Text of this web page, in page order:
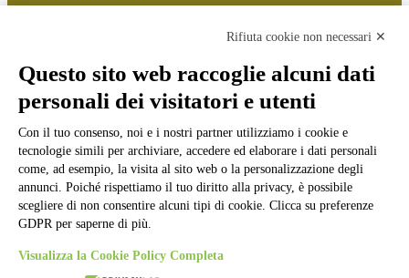
Ufficio Relazioni con il Pubblico
Dichiarazione di accessibilità
Obiettivi di accessibilità
Gestione consensi cookie
Amministrazione trasparente
Pagina visualizzata
3358 volte
Sezione Copyright
Copyright 2026 | Engineered and powered by Gruppo Spaggiari
Rifiuta cookie non necessari ✕
Questo sito web raccoglie alcuni dati
personali dei visitatori e utenti
Con il tuo consenso, noi e i nostri partner utilizziamo i cookie e
tecnologie simili per archiviare, accedere ed elaborare i dati personali
come, ad esempio, la visita al sito web o la personalizzazione degli
annunci. Poiché rispettiamo il tuo diritto alla privacy, è possibile
scegliere di non consentire alcuni tipi di cookie. Clicca su preferenze
GDPR per saperne di più.
Visualizza la Cookie Policy Completa